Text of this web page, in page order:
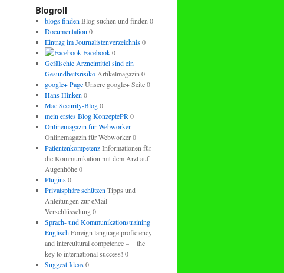
Blogroll
blogs finden Blog suchen und finden 0
Documentation 0
Eintrag im Journalistenverzeichnis0
Facebook0
Gefälschte Arzneimittel sind ein
GesundheitsrisikoArtikelmagazin 0
google+ PageUnsere google+ Seite 0
Hans Hinken 0
Mac Security-Blog0
mein erstes Blog KonzeptePR 0
Onlinemagazin für Webworker
Onlinemagazin für Webworker 0
PatientenkompetenzInformationen für
die Kommunikation mit dem Arzt auf
Augenhöhe 0
Plugins0
Privatsphäre schützen Tipps und
Anleitungen zur eMail-
Verschlüsselung 0
Sprach- und Kommunikationstraining
EnglischForeign language proficiency
and intercultural competence – the
key to international success! 0
Suggest Ideas0